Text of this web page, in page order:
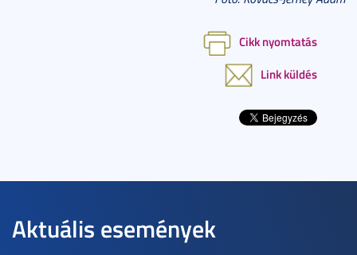
Cikk nyomtatás
Link küldés
Aktuális események